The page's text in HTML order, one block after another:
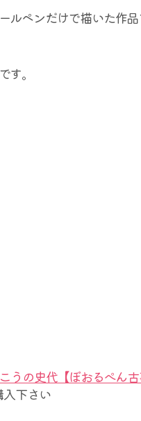
ルペンだけで描いた作
。
こうの史代【ぼおるぺん古
入下さい